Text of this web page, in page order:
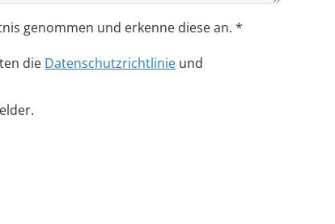
genommen und erkenne diese an. *
die Datenschutzrichtlinie und